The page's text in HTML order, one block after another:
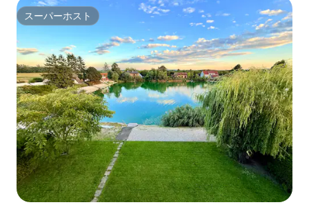
スーパーホスト
スーパーホスト